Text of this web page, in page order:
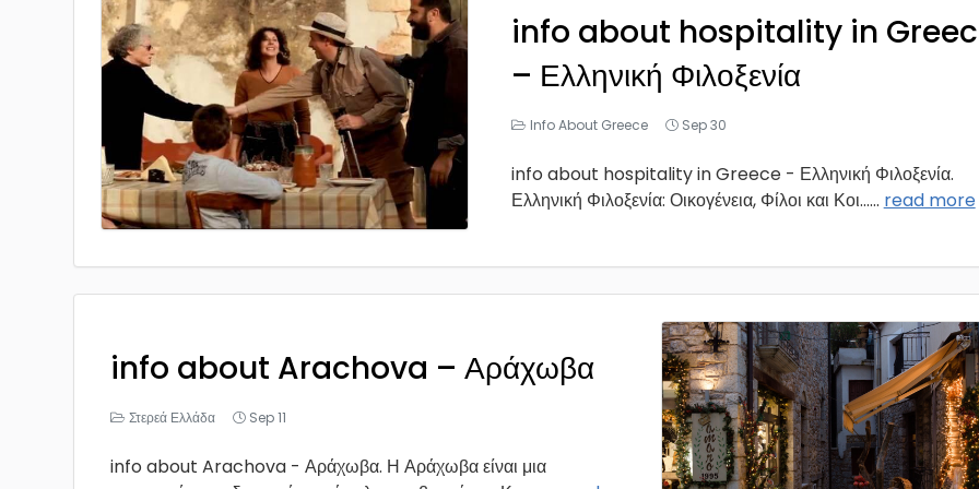
info about hospitality in
– Ελληνική Φιλοξενία
Info About Greece Sep 30
info about hospitality in Greece - Ελληνική Φιλοξενία.
Ελληνική Φιλοξενία: Οικογένεια, Φίλοι και Κοι...... read more
info about Arachova – Αράχωβα
Στερεά Ελλάδα Sep 11
info about Arachova - Αράχωβα. Η Αράχωβα είναι μια